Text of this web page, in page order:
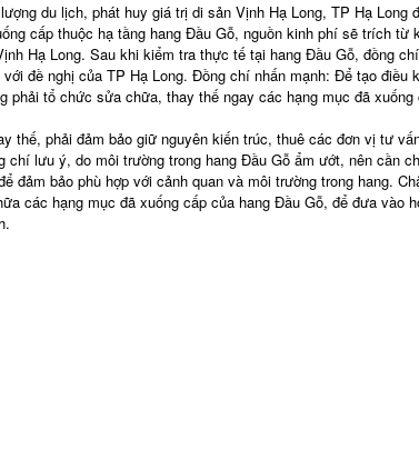
du lịch, phát huy giá trị di sản Vịnh Hạ Long, TP Hạ Long
cấp thuộc hạ tầng hang Đầu Gỗ, nguồn kinh phí sẽ trích từ
Hạ Long. Sau khi kiểm tra thực tế tại hang Đầu Gỗ, đồng
đề nghị của TP Hạ Long. Đồng chí nhấn mạnh: Để tạo điều
phải tổ chức sửa chữa, thay thế ngay các hạng mục đã xuống
thế, phải đảm bảo giữ nguyên kiến trúc, thuê các đơn vị tư
chí lưu ý, do môi trường trong hang Đầu Gỗ ẩm ướt, nên cần
đảm bảo phù hợp với cảnh quan và môi trường trong hang.
các hạng mục đã xuống cấp của hang Đầu Gỗ, để đưa vào